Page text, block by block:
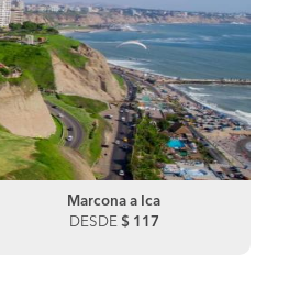
Marcona a Ica
DESDE $ 117
Tacna a Mazocruz
DESDE $ 100